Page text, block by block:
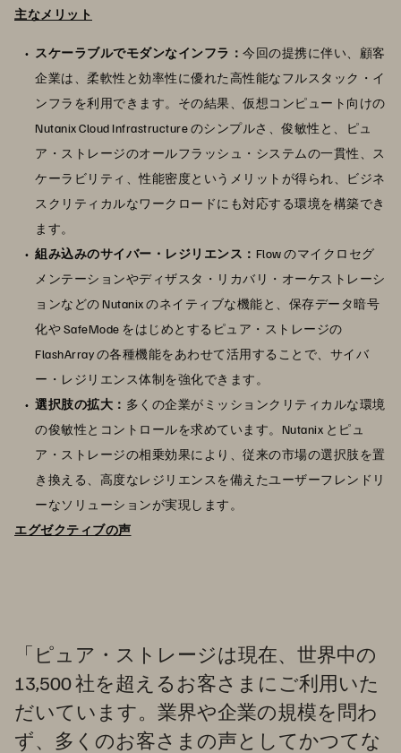
主なメリット
スケーラブルでモダンなインフラ： 今回の提携に伴い、顧客
企業は、柔軟性と効率性に優れた高性能なフルスタック・イ
ンフラを利用できます。その結果、仮想コンピュート向けの
Nutanix Cloud Infrastructure のシンプルさ、俊敏性と、ピュ
ア・ストレージのオールフラッシュ・システムの一貫性、ス
ケーラビリティ、性能密度というメリットが得られ、ビジネ
スクリティカルなワークロードにも対応する環境を構築でき
ます。
組み込みのサイバー・レジリエンス： Flow のマイクロセグ
メンテーションやディザスタ・リカバリ・オーケストレーシ
ョンなどの Nutanix のネイティブな機能と、保存データ暗号
化や SafeMode をはじめとするピュア・ストレージの
FlashArray の各種機能をあわせて活用することで、サイバ
ー・レジリエンス体制を強化できます。
選択肢の拡大： 多くの企業がミッションクリティカルな環境
の俊敏性とコントロールを求めています。Nutanix とピュ
ア・ストレージの相乗効果により、従来の市場の選択肢を置
き換える、高度なレジリエンスを備えたユーザーフレンドリ
ーなソリューションが実現します。
エグゼクティブの声
「ピュア・ストレージは現在、世界中の
13,500 社を超えるお客さまにご利用いた
だいています。業界や企業の規模を問わ
ず、多くのお客さまの声としてかつてな